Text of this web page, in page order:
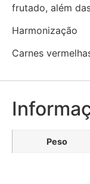
frutado, além
Harmonização
Carnes
Peso